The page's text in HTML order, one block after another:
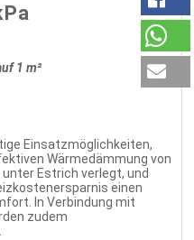
1 m²
Einsatzmöglichkeiten,
Wärmedämmung von
Estrich verlegt, und
einen
In Verbindung mit
zudem